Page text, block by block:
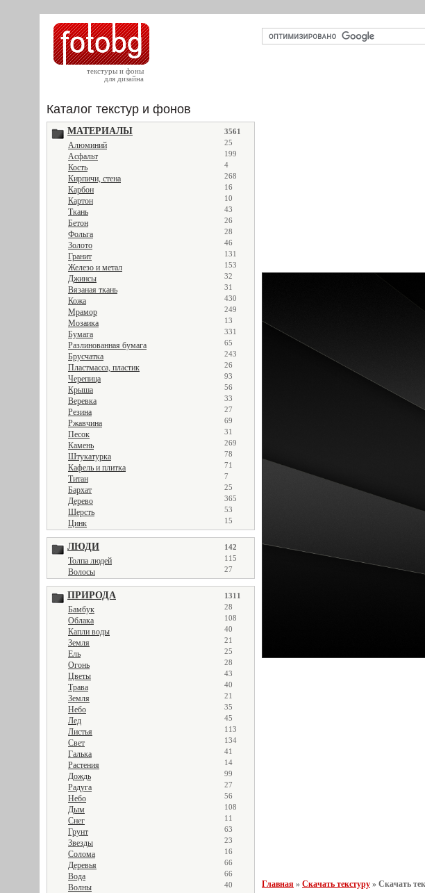
текстуры и фоны
для дизайна
Каталог текстур и фонов
МАТЕРИАЛЫ 3561
Алюминий 25
Асфальт 199
Кость 4
Кирпичи, стена 268
Карбон 16
Картон 10
Ткань 43
Бетон 26
Фольга 28
Золото 46
Гранит 131
Железо и метал 153
Джинсы 32
Вязаная ткань 31
Кожа 430
Мрамор 249
Мозаика 13
Бумага 331
Разлинованная бумага 65
Брусчатка 243
Пластмасса, пластик 26
Черепица 93
Крыша 56
Веревка 33
Резина 27
Ржавчина 69
Песок 31
Камень 269
Штукатурка 78
Кафель и плитка 71
Титан 7
Бархат 25
Дерево 365
Шерсть 53
Цинк 15
ЛЮДИ 142
Толпа людей 115
Волосы 27
ПРИРОДА 1311
Бамбук 28
Облака 108
Капли воды 40
Земля 21
Ель 25
Огонь 28
Цветы 43
Трава 40
Земля 21
Небо 35
Лед 45
Листья 113
Свет 134
Галька 41
Растения 14
Дождь 99
Радуга 27
Небо 56
Дым 108
Снег 11
Грунт 63
Звезды 23
Солома 16
Деревья 66
Вода 66
Волны 40 Главная » Скачать текстуру » Скачать